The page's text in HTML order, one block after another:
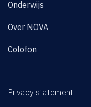
Onderwijs
Over NOVA
Colofon
Privacy statement